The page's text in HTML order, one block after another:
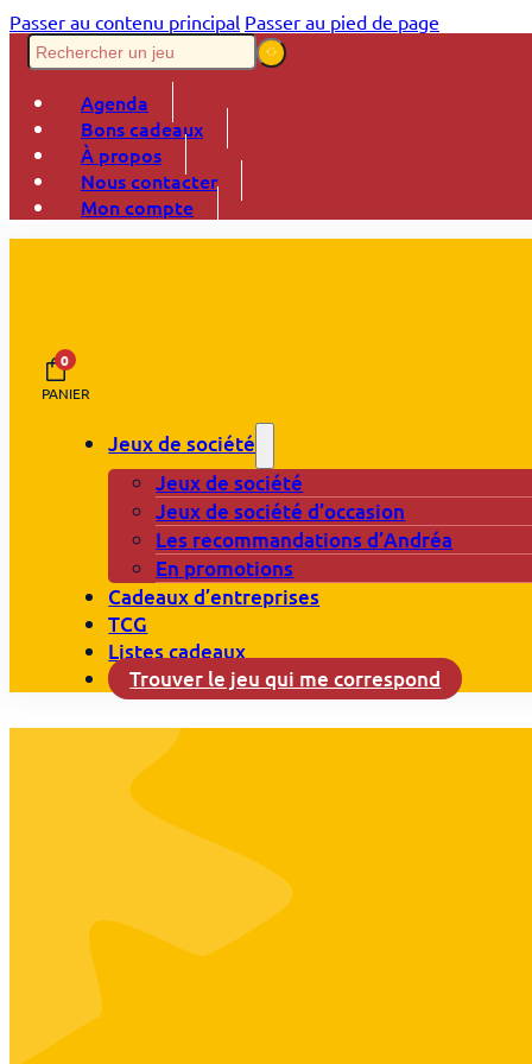
Passer au contenu principal Passer au pied de page
Agenda
Bons cadeaux
À propos
Nous contacter
Mon compte
0
PANIER
Jeux de société
Jeux de société
Jeux de société d’occasion
Les recommandations d’Andréa
En promotions
Cadeaux d’entreprises
TCG
Listes cadeaux
Trouver le jeu qui me correspond